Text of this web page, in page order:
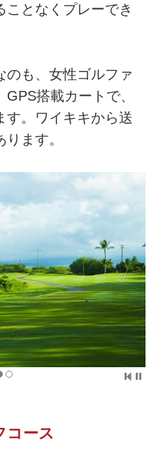
ことなくプレーでき
のも、女性ゴルファ
搭載カートで、
す。ワイキキから送
ます。
コース